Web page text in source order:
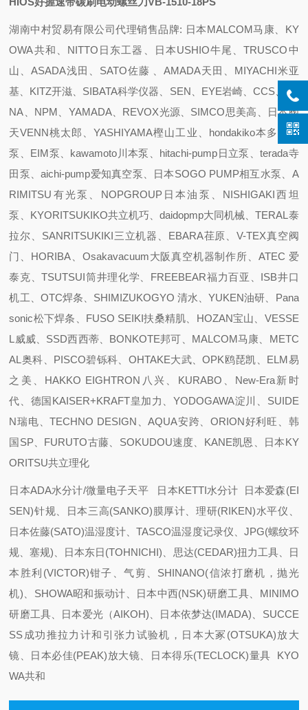
湖南中村贸易有限公司代理销售品牌: 日本MALCOM马康、KY
OWA共和、NITTO日东工器、日本USHIO牛尾、TRUSCO中
山、ASADA浅田、SATO佐藤 、AMADA天田、MIYACHI米亚
基、KITZ开滋、SIBATA科学仪器、SEN、EYE岩崎、CCS、SE
NA、NPM、YAMADA、REVOX光源、SIMCO思美高、日本阀
天VENN桃太郎、YASHIYAMA樫山工业、hondakiko本多机工
泵、EIM泵、kawamoto川本泵、hitachi-pump日立泵、terada寺
田泵、aichi-pump爱知真空泵、日本SOGO PUMP相互水泵、A
RIMITSU有光泵、NOPGROUP日本油泵、NISHIGAKI西坦
泵、KYORITSUKIKO共立机巧、daidopmp大同机械、TERAL泰
拉尔、SANRITSUKIKI三立机器、EBARA荏原、V-TEX真空阀
门、HORIBA、Osakavacuum大阪真空机器制作所、ATEC 爱
泰克、TSUTSUI筒井理化学、FREEBEAR福力百亚、ISB井口
机工、OTC焊条、SHIMIZUKOGYO 清水、YUKEN油研、Pana
sonic松下焊条、FUSO SEIKI扶桑精肌、HOZAN宝山、VESSE
L威威、SSD西西蒂、BONKOTE邦可、MALCOM马康、METC
AL奥科、PISCO碧铄科、OHTAKE大武、OPK鸥琵凯、ELM易
之美、HAKKO EIGHTRON八兴、KURABO、New-Era新时
代、德国KAISER+KRAFT皇加力、YODOGAWA淀川、SUIDE
N瑞电、TECHNO DESIGN、AQUA安跨、ORION好利旺、韩
国SP、FURUTO古藤、SOKUDOU速度、KANE凯恩、日本KY
ORITSU共立理化
日本ADA水分计/微量电子天平 日本KETTI水分计 日本爱森(EI
SEN)针规、日本三高(SANKO)膜厚计、理研(RIKEN)水平仪、
日本佐藤(SATO)温湿度计、TASCO温湿度记录仪、JPG(螺纹环
规、塞规)、日本东日(TOHNICHI)、思达(CEDAR)扭力工具、日
本胜利(VICTOR)钳子、气剪、SHINANO(信浓打磨机，抛光
机)、SHOWA昭和振动计、日本中西(NSK)研磨工具、MINIMO
研磨工具、日本爱光（AIKOH)、日本依梦达(IMADA)、SUCCE
SS成功推拉力计和引张力试验机，日本大冢(OTSUKA)放大
镜、日本必佳(PEAK)放大镜、日本得乐(TECLOCK)量具 KYO
WA共和